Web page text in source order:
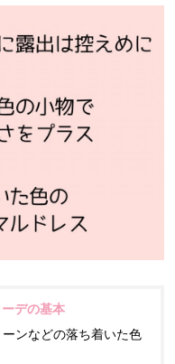
デの基本
ンなどの落ち着いた色